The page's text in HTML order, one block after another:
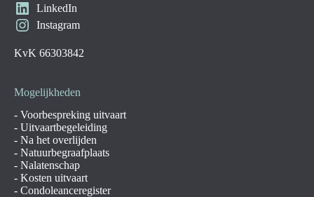
LinkedIn
Instagram
KvK 66303842
Mogelijkheden
- Voorbespreking uitvaart
- Uitvaartbegeleiding
- Na het overlijden
- Natuurbegraafplaats
- Nalatenschap
- Kosten uitvaart
- Condoleanceregister